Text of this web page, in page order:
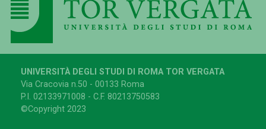
UNIVERSITÀ DEGLI STUDI DI ROMA TOR VERGATA
Via Cracovia n.50 - 00133 Roma
P.I. 02133971008 - C.F. 80213750583
©Copyright 2023